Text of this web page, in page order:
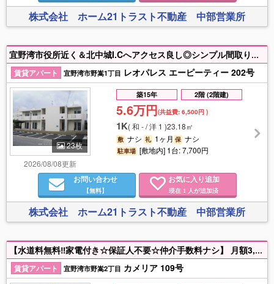
株式会社 ホーム21トラスト不動産 中部営業所
宜野湾市役所近く＆北中城I.Cへアクセス良し◎シンプル間取り＆家具家電付き＆住設備充実♪水道料は共益費込み！【初期費用の詳細は下記備考欄参照】連帯保証人不要＆電子契約でスムーズ契約＆入居！
賃貸アパート
宜野湾市野嵩1丁目 レオパレス エーピーティー 202号
23枚
2026/08/08更新
築15年 2階 (2階建)
5.6万円(共益費:6,500円 )
1K(和 - / 洋 1 )23.18㎡
敷 ナシ 礼 1ヶ月保 ナシ
駐車場 [敷地内] 1台: 7,700円
お問い合わせ
【無料】
お気に入り追加
現在 1 人が追加済
株式会社 ホーム21トラスト不動産 中部営業所
【水道料無料‼家電付き☆保証人不要☆仲介手数料ナシ】 月額3,630円でインターネット(Wi-Fi)使い放題♪ 家具家電付きのお部屋で新生活をすぐに始められますよ☆ 土日祝祭日も営業してます‼お部屋探しはお任せ下さい‼ お問い合わせお待ちしております♪
賃貸アパート
宜野湾市野嵩2丁目 カメリア 109号